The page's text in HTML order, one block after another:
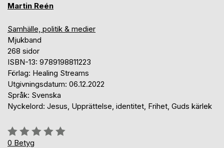
Martin Reén
Samhälle, politik & medier
Mjukband
268 sidor
ISBN-13: 9789198811223
Förlag: Healing Streams
Utgivningsdatum: 06.12.2022
Språk: Svenska
Nyckelord: Jesus, Upprättelse, identitet, Frihet, Guds kärlek
Betyg::
0%
0 Betyg